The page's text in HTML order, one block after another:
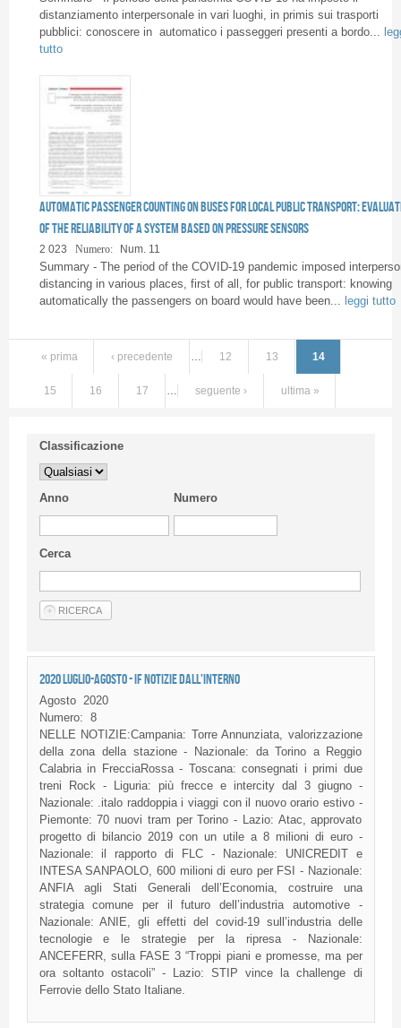
distanziamento interpersonale in vari luoghi, in primis sui trasporti
pubblici: conoscere in automatico i passeggeri presenti a bordo...
tutto
Automatic passenger counting on buses for local public transport:
of the reliability of a system based on pressure sensors
2 023 Numero: Num. 11
Summary - The period of the COVID-19 pandemic imposed
distancing in various places, first of all, for public transport: knowing
automatically the passengers on board would have been...
leggi tutto
« prima ‹ precedente … 12 13 14
15 16 17 seguente › ultima »
Classificazione
Anno Numero
Cerca
2020 LUGLIO-AGOSTO - IF NOTIZIE DALL'INTERNO
Agosto
2020
Numero: 8
NELLE NOTIZIE:Campania: Torre Annunziata, valorizzazione
della zona della stazione - Nazionale: da Torino a Reggio
Calabria in FrecciaRossa - Toscana: consegnati i primi due
treni Rock - Liguria: più frecce e intercity dal 3 giugno -
Nazionale: .italo raddoppia i viaggi con il nuovo orario estivo -
Piemonte: 70 nuovi tram per Torino - Lazio: Atac, approvato
progetto di bilancio 2019 con un utile a 8 milioni di euro -
Nazionale: il rapporto di FLC - Nazionale: UNICREDIT e
INTESA SANPAOLO, 600 milioni di euro per FSI - Nazionale:
ANFIA agli Stati Generali dell’Economia, costruire una
strategia comune per il futuro dell’industria automotive -
Nazionale: ANIE, gli effetti del covid-19 sull’industria delle
tecnologie e le strategie per la ripresa - Nazionale:
ANCEFERR, sulla FASE 3 “Troppi piani e promesse, ma per
ora soltanto ostacoli” - Lazio: STIP vince la challenge di
Ferrovie dello Stato Italiane.